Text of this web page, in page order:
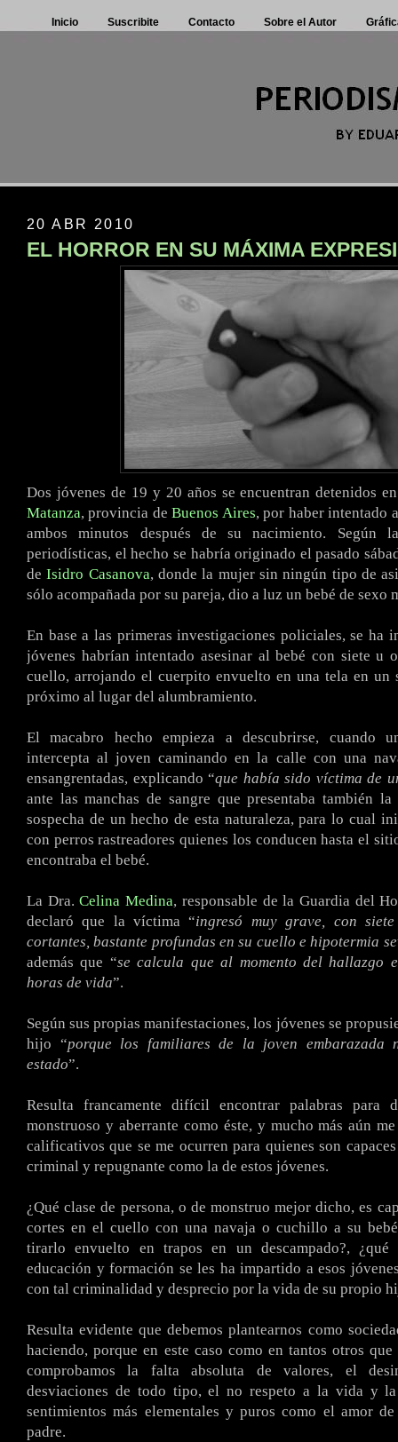
Inicio Suscribite Contacto Sobre el Autor
20 ABR 2010
EL HORROR EN SU MÁXIMA
Dos jóvenes de 19 y 20 años se encuentran detenidos
Matanza, provincia deBuenos Aires, por haber intentado
ambos minutos después de su nacimiento. Según
periodísticas, el hecho se habría originado el pasado
de Isidro Casanova, donde la mujer sin ningún tipo de
sólo acompañada por su pareja, dio a luz un bebé de sexo
En base a las primeras investigaciones policiales, se ha
jóvenes habrían intentado asesinar al bebé con siete u
cuello, arrojando el cuerpito envuelto en una tela en un
próximo al lugar del alumbramiento.
El macabro hecho empieza a descubrirse, cuando
intercepta al joven caminando en la calle con una
ensangrentadas, explicando “que había sido víctima de
ante las manchas de sangre que presentaba también
sospecha de un hecho de esta naturaleza, para lo cual
con perros rastreadores quienes los conducen hasta el
encontraba el bebé.
La Dra.Celina Medina, responsable de la Guardia del
declaró que la víctima “ingresó muy grave, con
cortantes, bastante profundas en su cuello e hipotermia
además que “se calcula que al momento del hallazgo
horas de vida”.
Según sus propias manifestaciones, los jóvenes se
hijo “porque los familiares de la joven embarazada
estado”.
Resulta francamente difícil encontrar palabras para
monstruoso y aberrante como éste, y mucho más aún
calificativos que se me ocurren para quienes son
criminal y repugnante como la de estos jóvenes.
¿Qué clase de persona, o de monstruo mejor dicho, es
cortes en el cuello con una navaja o cuchillo a su
tirarlo envuelto en trapos en un descampado?,
educación y formación se les ha impartido a esos
con tal criminalidad y desprecio por la vida de su propio
Resulta evidente que debemos plantearnos como
haciendo, porque en este caso como en tantos otros
comprobamos la falta absoluta de valores, el
desviaciones de todo tipo, el no respeto a la vida y
sentimientos más elementales y puros como el amor
padre.